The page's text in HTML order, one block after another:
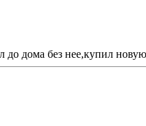
до дома без нее,купил